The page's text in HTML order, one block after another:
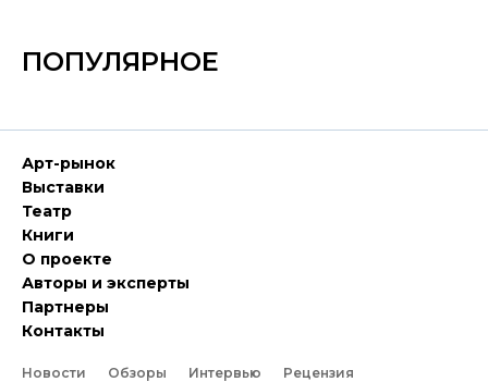
ПОПУЛЯРНОЕ
Арт-рынок
Выставки
Театр
Книги
О проекте
Авторы и эксперты
Партнеры
Контакты
Новости Обзоры Интервью
Рецензия